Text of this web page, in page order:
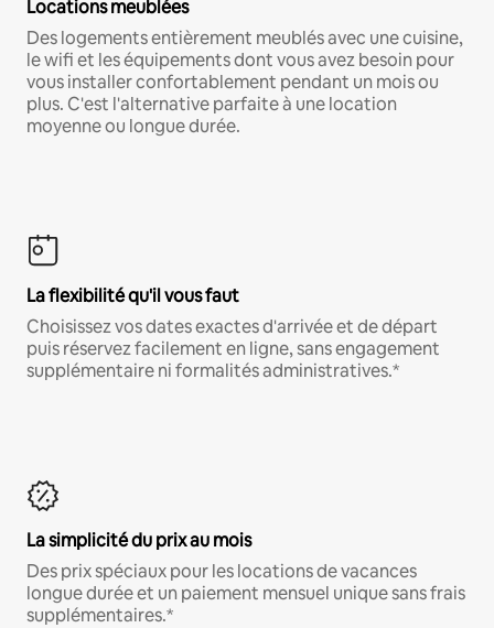
Locations meublées
Des logements entièrement meublés avec une cuisine,
le wifi et les équipements dont vous avez besoin pour
vous installer confortablement pendant un mois ou
plus. C'est l'alternative parfaite à une location
moyenne ou longue durée.
La flexibilité qu'il vous faut
Choisissez vos dates exactes d'arrivée et de départ
puis réservez facilement en ligne, sans engagement
supplémentaire ni formalités administratives.*
La simplicité du prix au mois
Des prix spéciaux pour les locations de vacances
longue durée et un paiement mensuel unique sans frais
supplémentaires.*